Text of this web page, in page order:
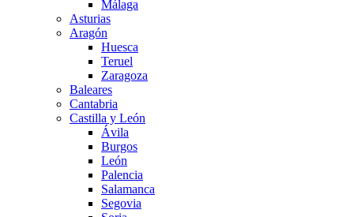
Málaga
Asturias
Aragón
Huesca
Teruel
Zaragoza
Baleares
Cantabria
Castilla y León
Ávila
Burgos
León
Palencia
Salamanca
Segovia